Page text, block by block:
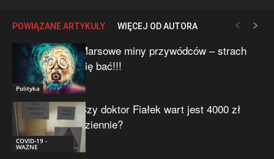
POWIĄZANE ARTYKUŁY WIĘCEJ OD AUTORA
Polityka
Marsowe miny przywódców – strach
się bać!!!
COVID-19 -
WAŻNE
Czy doktor Fiałek wart jest 4000 zł
dziennie?